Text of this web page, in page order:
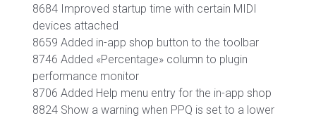
8684 Improved startup time with certain MIDI
devices attached
8659 Added in-app shop button to the toolbar
8746 Added «Percentage» column to plugin
performance monitor
8706 Added Help menu entry for the in-app shop
8824 Show a warning when PPQ is set to a lower